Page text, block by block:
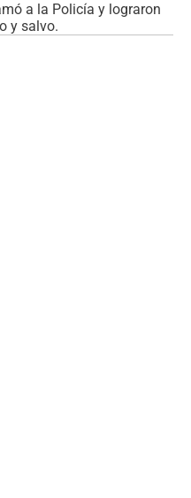
a la Policía y lograron
y salvo.